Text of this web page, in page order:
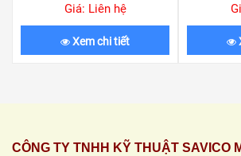
Giá: Liên hệ
Xem chi tiết
11/-
CÔNG TY TNHH KỸ THUẬT SAVICO